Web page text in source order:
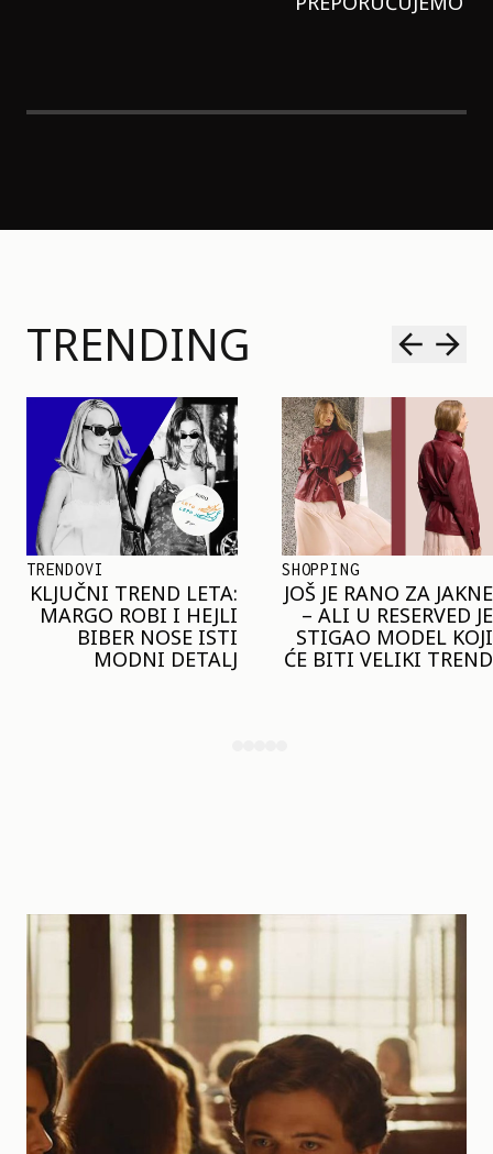
TRENDING
SHOPPING
JOŠ JE RANO ZA JAKNE
– ALI U RESERVED JE
STIGAO MODEL KOJI
ĆE BITI VELIKI TREND
TRENDOVI
NAJVEĆI MIKRO-
TREND SEZONE VAS
POZIVA DA SPOJITE
NESPOJIVO